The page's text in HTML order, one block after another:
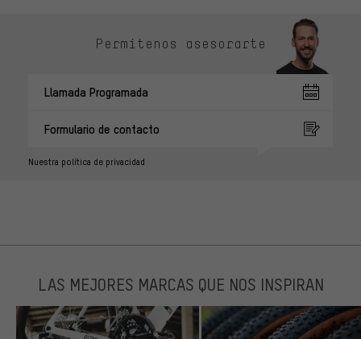
Permítenos asesorarte
Llamada Programada
Formulario de contacto
Nuestra política de privacidad
LAS MEJORES MARCAS QUE NOS INSPIRAN